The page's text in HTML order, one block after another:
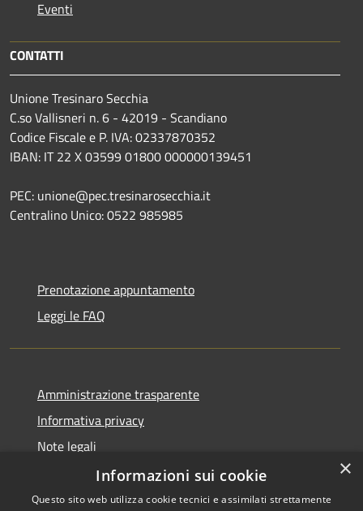
Eventi
CONTATTI
Unione Tresinaro Secchia
C.so Vallisneri n. 6 - 42019 - Scandiano
Codice Fiscale e P. IVA: 02337870352
IBAN: IT 22 X 03599 01800 000000139451
PEC: unione@pec.tresinarosecchia.it
Centralino Unico: 0522 985985
Prenotazione appuntamento
Leggi le FAQ
Amministrazione trasparente
Informativa privacy
Note legali
Dichiarazione di accessibilità
×
Informazioni sui cookie
Questo sito web utilizza cookie tecnici e assimilati strettamente